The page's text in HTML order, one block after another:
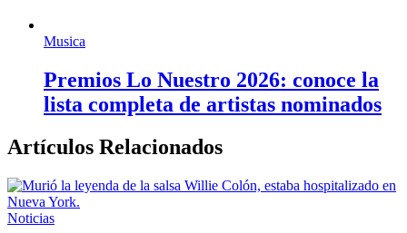
Musica
Premios Lo Nuestro 2026: conoce la
lista completa de artistas nominados
Artículos Relacionados
Noticias